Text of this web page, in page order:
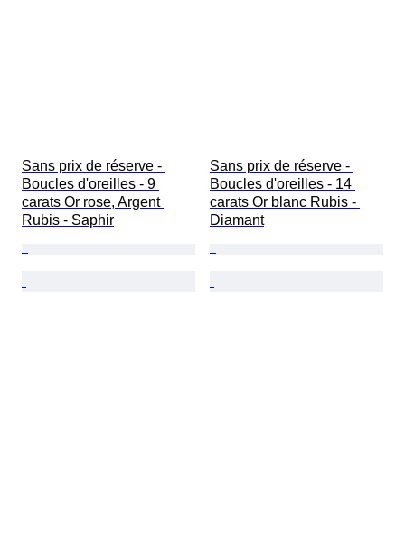
Sans prix de réserve -
Boucles d'oreilles - 9
carats Or rose, Argent
Rubis - Saphir
Sans prix de réserve -
Boucles d'oreilles - 14
carats Or blanc Rubis -
Diamant